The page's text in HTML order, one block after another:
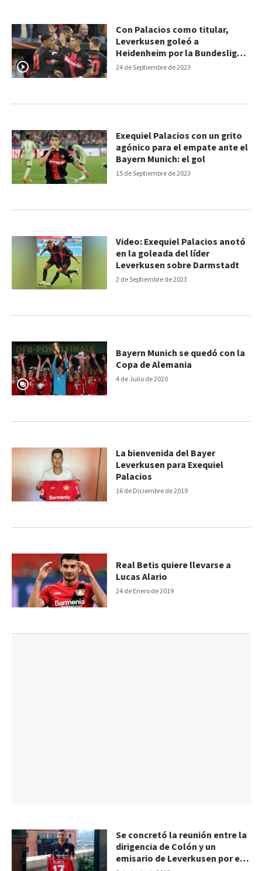
24 de Septiembre de 2023
Con Palacios como titular,
Leverkusen goleó a
Heidenheim por la Bundesliga:
los goles
15 de Septiembre de 2023
Exequiel Palacios con un grito
agónico para el empate ante el
Bayern Munich: el gol
2 de Septiembre de 2023
Video: Exequiel Palacios anotó
en la goleada del líder
Leverkusen sobre Darmstadt
4 de Julio de 2020
Bayern Munich se quedó con la
Copa de Alemania
16 de Diciembre de 2019
La bienvenida del Bayer
Leverkusen para Exequiel
Palacios
24 de Enero de 2019
Real Betis quiere llevarse a
Lucas Alario
Se concretó la reunión entre la
dirigencia de Colón y un
emisario de Leverkusen por el